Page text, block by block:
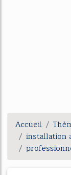
Accueil
installation